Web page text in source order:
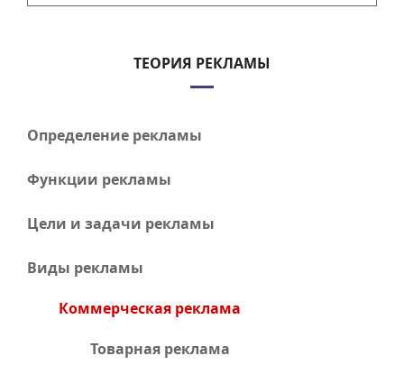
ТЕОРИЯ РЕКЛАМЫ
Определение рекламы
Функции рекламы
Цели и задачи рекламы
Виды рекламы
Коммерческая реклама
Товарная реклама